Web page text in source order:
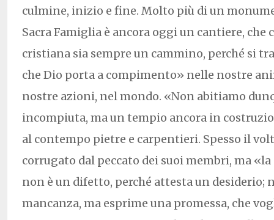
culmine, inizio e fine. Molto più di un
Sacra Famiglia è ancora oggi un cantiere, che
cristiana sia sempre un cammino, perché si
che Dio porta a compimento» nelle nostre
nostre azioni, nel mondo. «Non abitiamo
incompiuta, ma un tempio ancora in
al contempo pietre e carpentieri. Spesso il
corrugato dal peccato dei suoi membri, ma
non è un difetto, perché attesta un desiderio;
mancanza, ma esprime una promessa, che